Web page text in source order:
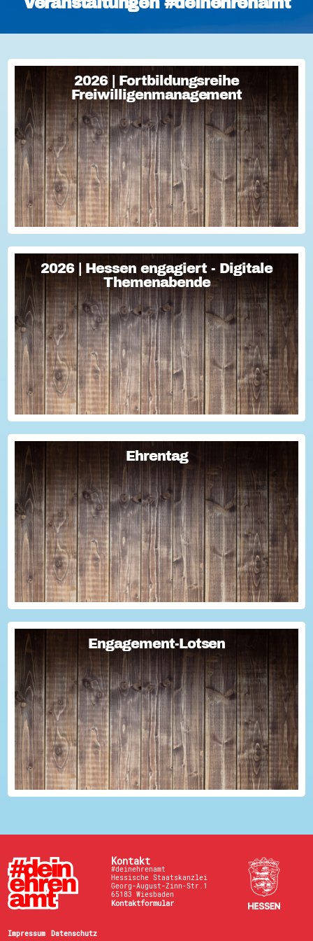
2026 | Fortbildungsreihe
Freiwilligenmanagement
2026 | Fortbildungsreihe
Freiwilligenmanagement
Freiwilligenmanagement Kompakt Strategisches
Freiwilligenmanagement und praktische Umsetzung Im Fokus
Teil 1 Für Engagement begeistern: Freiwillige gewinnen Im
Fokus Teil 2 Eine Frage der H...
2026 | Hessen engagiert - Digitale
Themenabende
2026 | Hessen engagiert - Digitale
Themenabende
Sie haben Fragen zum Thema "Versicherung im Ehrenamt"?
Oder wollten schon immer mal lernen, wie man Engagement-
Geschichten für die Öffentlichkeitsarbeit des Vereins
nutzen kann? Dann haben wir da was!...
Ehrentag
Ehrentag
Macht den Ehrentag mit eurer Aktion zu eurem "hessischen
Ehrentag"...
Engagement-Lotsen
Engagement-Lotsen
Engagement-Lotsen tragen zu einer lebendigen
Engagementkultur und damit zu einer höheren
Lebensqualität für sich und andere bei. Sie bringen ihre
Erfahrungen im bürgerschaftlichen Engagement ein und ü...
Kontakt
#deinehrenamt
Hessische Staatskanzlei
Georg-August-Zinn-Str.1
65183 Wiesbaden
Kontaktformular
Impressum Datenschutz